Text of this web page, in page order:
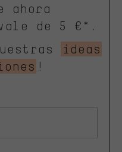
ahora
de 5 €*.
ideas
!